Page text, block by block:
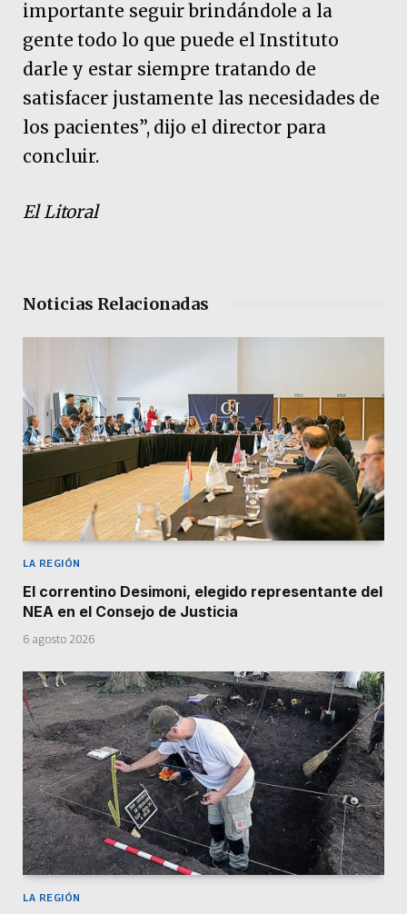
importante seguir brindándole a la
gente todo lo que puede el Instituto
darle y estar siempre tratando de
satisfacer justamente las necesidades de
los pacientes”, dijo el director para
concluir.
El Litoral
Noticias Relacionadas
LA REGIÓN
El correntino Desimoni, elegido representante del
NEA en el Consejo de Justicia
6 agosto 2026
LA REGIÓN